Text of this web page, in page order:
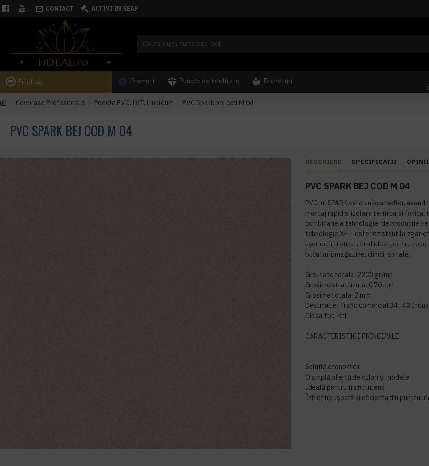
CONTACT ACTIVI IN SEAP
Produse Promotii Puncte de fidelitate Brand-uri
Covorase Profesionale Podele PVC, LVT, Linoleum PVC Spark bej cod M 04
PVC SPARK BEJ COD M 04
DESCRIERE SPECIFICATII OPINII
PVC SPARK BEJ COD M 04
PVC-ul SPARK este un bestseller,
montaj rapid si izolare termica si fonica.
combinaţie a tehnologiei de producţie
tehnologie XF – este rezistent la
uşor de întreţinut, fiind ideal pentru
bucatarii, magazine, clinici, spitale.
Greutate totala: 2200 gr/mp
Grosime strat uzura: 0,70 mm
Grosime totala: 2 mm
Destinatie: Trafic comercial 34 , 43
Clasa foc: Bfl
CARACTERISTICI PRINCIPALE
Soluție economică
O amplă ofertă de culori și modele
Ideală pentru trafic intens
Întreține ușoară și eficientă din punctul